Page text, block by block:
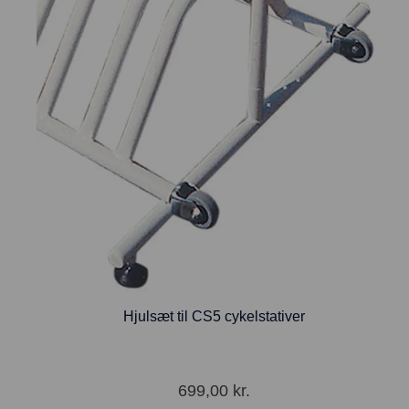
Hjulsæt til CS5 cykelstativer
699,00 kr.